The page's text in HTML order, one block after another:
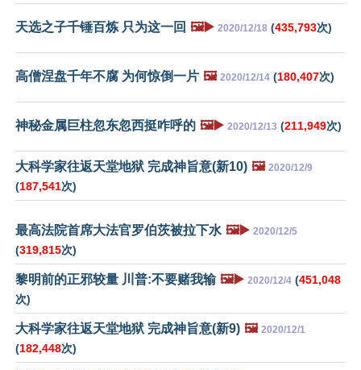
天选之子千锤百炼 只为这一回 🖼️▶️ 2020/12/18 (435,793次)
高僧涅盘千年不腐 为何惊倒一片 🖼️ 2020/12/14 (180,407次)
神秘金属巨柱忽东忽西挺咋呼的 🖼️▶️ 2020/12/13 (211,949次)
大科学家往返天堂地狱 完成神旨意(新10) 🖼️ 2020/12/9
(187,541次)
最高法院首席大法官罗伯茨被拉下水 🖼️▶️ 2020/12/5
(319,815次)
黎明前的正邪较量 川普:不要赌我输 🖼️▶️ 2020/12/4 (451,048
次)
大科学家往返天堂地狱 完成神旨意(新9) 🖼️ 2020/12/1
(182,448次)